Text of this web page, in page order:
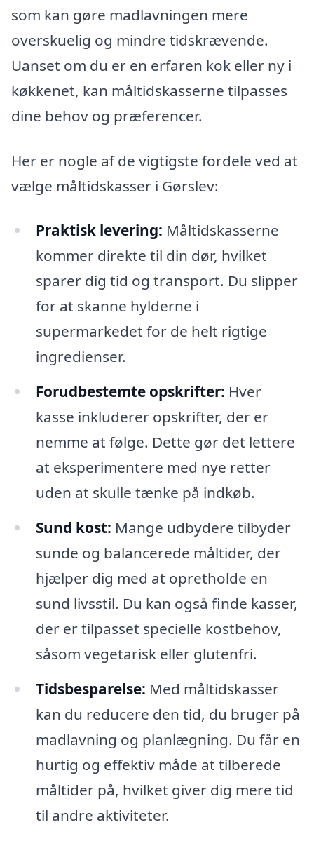
som kan gøre madlavningen mere
overskuelig og mindre tidskrævende.
Uanset om du er en erfaren kok eller ny i
køkkenet, kan måltidskasserne tilpasses
dine behov og præferencer.
Her er nogle af de vigtigste fordele ved at
vælge måltidskasser i Gørslev:
Praktisk levering: Måltidskasserne
kommer direkte til din dør, hvilket
sparer dig tid og transport. Du slipper
for at skanne hylderne i
supermarkedet for de helt rigtige
ingredienser.
Forudbestemte opskrifter: Hver
kasse inkluderer opskrifter, der er
nemme at følge. Dette gør det lettere
at eksperimentere med nye retter
uden at skulle tænke på indkøb.
Sund kost: Mange udbydere tilbyder
sunde og balancerede måltider, der
hjælper dig med at opretholde en
sund livsstil. Du kan også finde kasser,
der er tilpasset specielle kostbehov,
såsom vegetarisk eller glutenfri.
Tidsbesparelse: Med måltidskasser
kan du reducere den tid, du bruger på
madlavning og planlægning. Du får en
hurtig og effektiv måde at tilberede
måltider på, hvilket giver dig mere tid
til andre aktiviteter.